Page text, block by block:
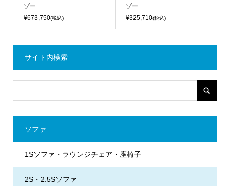
ゾー...
¥673,750(税込)
ゾー...
¥325,710(税込)
サイト内検索
ソファ
1Sソファ・ラウンジチェア・座椅子
2S・2.5Sソファ